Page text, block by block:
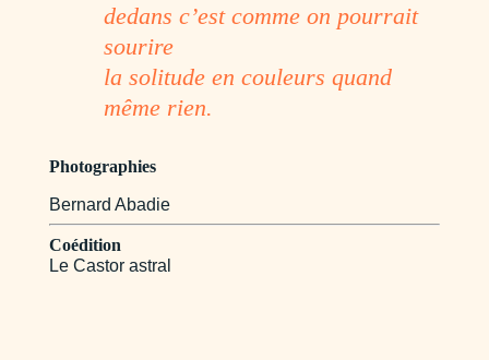
dedans c’est comme on pourrait
sourire
la solitude en couleurs quand
même rien.
Photographies
Bernard Abadie
Coédition
Le Castor astral